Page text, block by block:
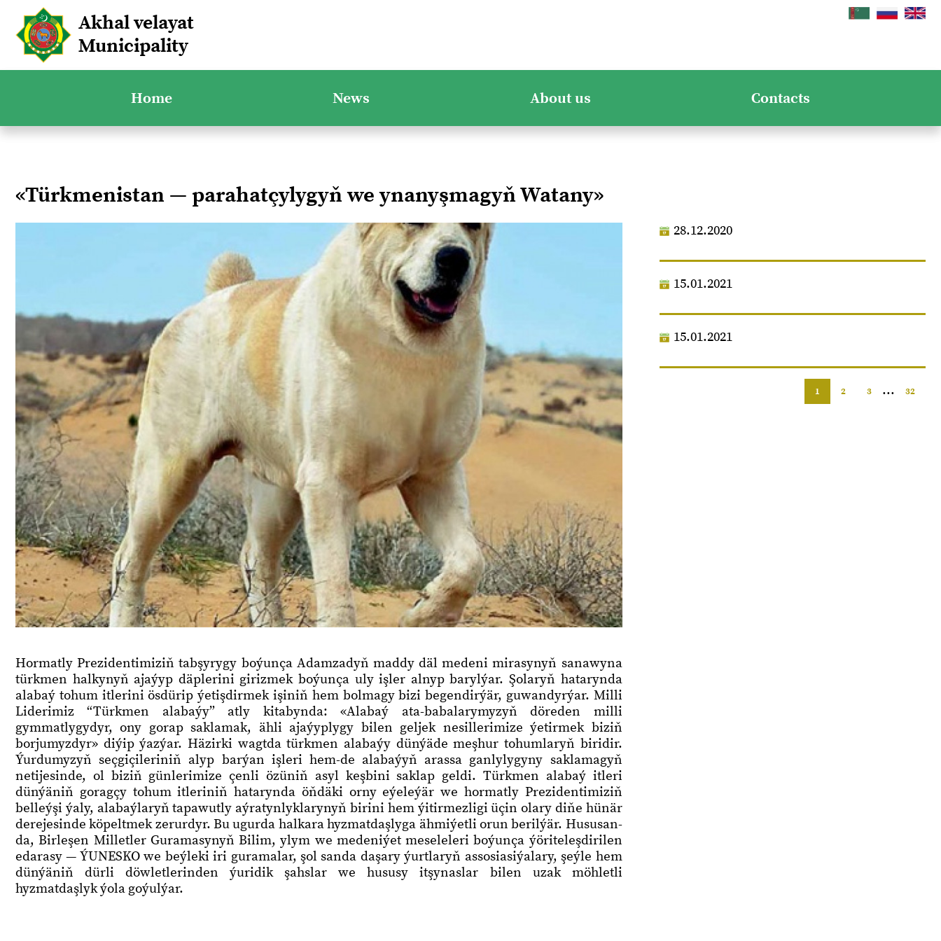
Akhal velayat
Municipality
Home News About us Contacts
«Türkmenistan — parahatçylygyň we ynanyşmagyň Watany»
Hormatly Prezidentimiziň tabşyrygy boýunça Adamzadyň maddy däl medeni mirasynyň sanawyna
türkmen halkynyň ajaýyp däplerini girizmek boýunça uly işler alnyp barylýar. Şolaryň hatarynda
alabaý tohum itlerini ösdürip ýetişdirmek işiniň hem bolmagy bizi begendirýär, guwandyrýar. Milli
Liderimiz “Türkmen alabaýy” atly kitabynda: «Alabaý ata-babalarymyzyň döreden milli
gymmatlygydyr, ony gorap saklamak, ähli ajaýyplygy bilen geljek nesillerimize ýetirmek biziň
borjumyzdyr» diýip ýazýar. Häzirki wagtda türkmen alabaýy dünýäde meşhur tohumlaryň biridir.
Ýurdumyzyň seçgiçileriniň alyp barýan işleri hem-de alabaýyň arassa ganlylygyny saklamagyň
netijesinde, ol biziň günlerimize çenli özüniň asyl keşbini saklap geldi. Türkmen alabaý itleri
dünýäniň goragçy tohum itleriniň hatarynda öňdäki orny eýeleýär we hormatly Prezidentimiziň
belleýşi ýaly, alabaýlaryň tapawutly aýratynlyklarynyň birini hem ýitirmezligi üçin olary diňe hünär
derejesinde köpeltmek zerurdyr. Bu ugurda halkara hyzmatdaşlyga ähmiýetli orun berilýär. Hususan-
da, Birleşen Milletler Guramasynyň Bilim, ylym we medeniýet meseleleri boýunça ýöriteleşdirilen
edarasy — ÝUNESKO we beýleki iri guramalar, şol sanda daşary ýurtlaryň assosiasiýalary, şeýle hem
dünýäniň dürli döwletlerinden ýuridik şahslar we hususy itşynaslar bilen uzak möhletli
hyzmatdaşlyk ýola goýulýar.
28.12.2020
15.01.2021
15.01.2021
1 2 3 ... 32